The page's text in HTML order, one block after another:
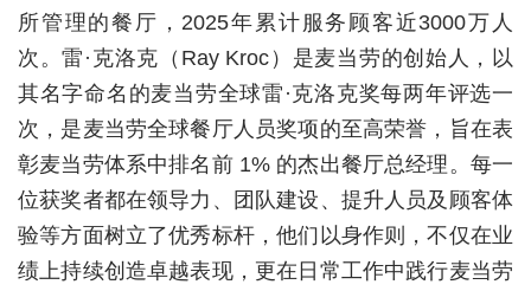
经济
城建
科教
健康
悠游
相亲
所管理的餐厅，2025年累计服务顾客近3000万人
次。雷·克洛克（Ray Kroc）是麦当劳的创始人，以
其名字命名的麦当劳全球雷·克洛克奖每两年评选一
次，是麦当劳全球餐厅人员奖项的至高荣誉，旨在表
彰麦当劳体系中排名前 1% 的杰出餐厅总经理。每一
位获奖者都在领导力、团队建设、提升人员及顾客体
验等方面树立了优秀标杆，他们以身作则，不仅在业
绩上持续创造卓越表现，更在日常工作中践行麦当劳